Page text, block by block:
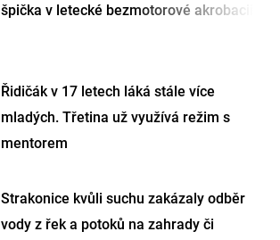
špička v letecké bezmotorové akrobacii
Řidičák v 17 letech láká stále více
mladých. Třetina už využívá režim s
mentorem
Strakonice kvůli suchu zakázaly odběr
vody z řek a potoků na zahrady či